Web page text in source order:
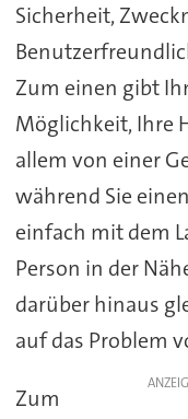
Sicherheit,
Zum einen gibt
Möglichkeit, Ihre
allem von einer
während Sie
einfach mit dem
Person in der
darüber hinaus
auf das Problem
Zum